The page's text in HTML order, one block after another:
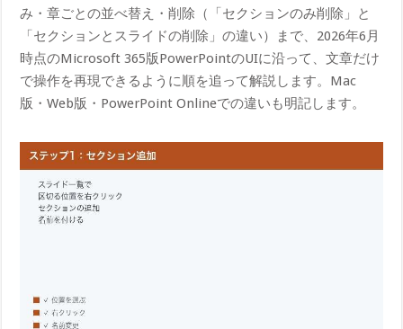
み・章ごとの並べ替え・削除（「セクションのみ削除」と
「セクションとスライドの削除」の違い）まで、2026年6月
時点のMicrosoft 365版PowerPointのUIに沿って、文章だけ
で操作を再現できるように順を追って解説します。Mac
版・Web版・PowerPoint Onlineでの違いも明記します。